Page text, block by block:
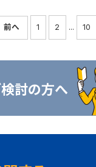
1 2 ... 10